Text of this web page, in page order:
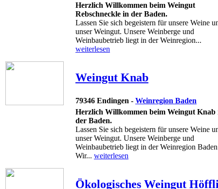
Herzlich Willkommen beim Weingut
Rebschneckle in der Baden.
Lassen Sie sich begeistern für unsere Weine
unser Weingut. Unsere Weinberge und
Weinbaubetrieb liegt in der Weinregion...
weiterlesen
Weingut Knab
79346 Endingen - Weinregion Baden
Herzlich Willkommen beim Weingut Knab
der Baden.
Lassen Sie sich begeistern für unsere Weine
unser Weingut. Unsere Weinberge und
Weinbaubetrieb liegt in der Weinregion
Wir... weiterlesen
Ökologisches Weingut